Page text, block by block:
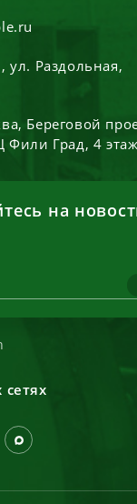
,ул. Раздольная,
, Береговой
Фили Град, 4 этаж
на